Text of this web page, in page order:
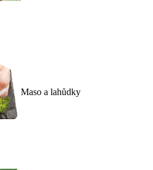
Maso a lahůdky